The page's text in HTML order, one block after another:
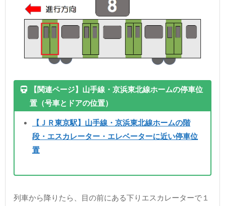
【関連ページ】山手線・京浜東北線ホームの停車位
置（号車とドアの位置）
【ＪＲ東京駅】山手線・京浜東北線ホームの階
段・エスカレーター・エレベーターに近い停車位
置
列車から降りたら、目の前にある下りエスカレーターで１